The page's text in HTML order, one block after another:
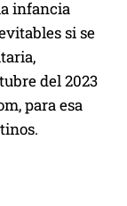
infancia
si se
del 2023
para esa